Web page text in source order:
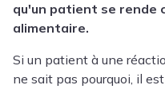
qu'un patient se rende
alimentaire.
Si un patient à une
ne sait pas pourquoi, il